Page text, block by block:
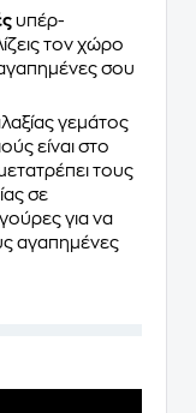
υπέρ-
τον χώρο
σου
γεμάτος
είναι στο
τους
σε
για να
αγαπημένες